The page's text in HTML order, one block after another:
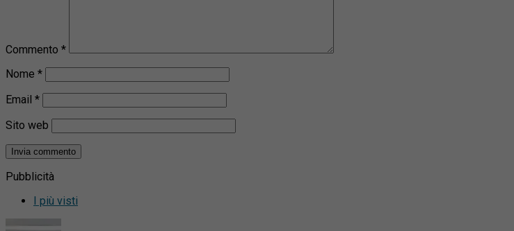
Commento *
Nome *
Email *
Sito web
Pubblicità
I più visti